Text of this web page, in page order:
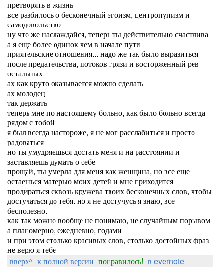
претворять в жизнь
все разбилось о бесконечный эгоизм, центропупизм и
самодовольство
ну что же наслаждайся, теперь ты действительно счастлива
а я еще более одинок чем в начале пути
приятельские отношения... надо же так было выразиться
после предательства, потоков грязи и восторженный рев
остальных
ах как круто оказывается можно сделать
ах молодец
так держать
теперь мне по настоящему больно, как было больно всегда
рядом с тобой
я был всегда настороже, я не мог расслабиться и просто
радоваться
но ты умудряешься достать меня и на расстоянии и
заставляешь думать о себе
прощай, ты умерла для меня как женщина, но все еще
остаешься матерью моих детей и мне приходится
продираться сквозь кружева твоих бесконечных слов, чтобы
достучаться до тебя. но я не достучусь я знаю, все
бесполезно.
как так можно вообще не понимаю, не случайным порывом
а планомерно, ежедневно, годами
и при этом столько красивых слов, столько достойных фраз
не верю я тебе
вверх^ к полной версии понравилось! в evernote